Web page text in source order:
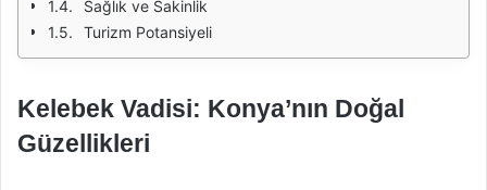
Sağlık ve Sakinlik
Turizm Potansiyeli
Kelebek Vadisi: Konya’nın Doğal
Güzellikleri